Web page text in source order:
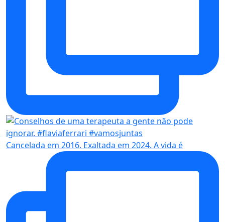
Cancelada em 2016. Exaltada em 2024. A vida é